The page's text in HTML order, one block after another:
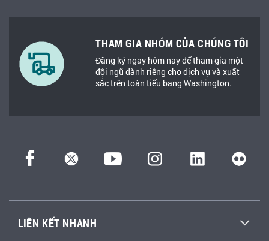
THAM GIA NHÓM CỦA CHÚNG TÔI
Đăng ký ngay hôm nay để tham gia một
đội ngũ dành riêng cho dịch vụ và xuất
sắc trên toàn tiểu bang Washington.
LIÊN KẾT NHANH